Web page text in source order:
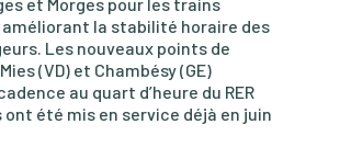
la stabilité horaire des
Les nouveaux points de
(VD) et Chambésy (GE)
au quart d’heure du RER
ont été mis en service déjà en juin